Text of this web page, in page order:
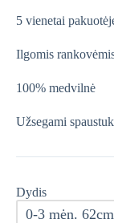
€16,99.
€14,44.
5 vienetai
Ilgomis
100% medvilnė
Užsegami
Dydis
0-3 mėn. 62cm